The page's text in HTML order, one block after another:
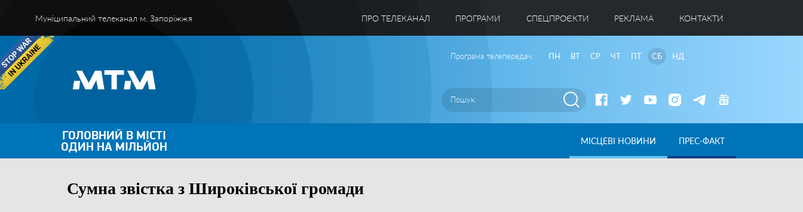
Муніципальний телеканал м. Запоріжжя ПРО ТЕЛЕКАНАЛ ПРОГРАМИ CПЕЦПРОЄКТИ РЕКЛАМА КОНТАКТИ
Програма телепередач: ПН ВТ СР ЧТ ПТ СБ НД
ГОЛОВНИЙ В МІСТІ
ОДИН НА МІЛЬЙОН МІСЦЕВІ НОВИНИ ПРЕС-ФАКТ
Сумна звістка з Широківської громади